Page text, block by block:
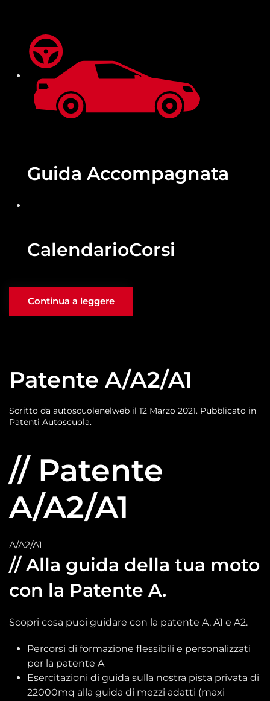
Guida Accompagnata
CalendarioCorsi
Continua a leggere
Patente A/A2/A1
Scritto da autoscuolenelweb il 12 Marzo 2021. Pubblicato in
Patenti Autoscuola.
// Patente
A/A2/A1
A/A2/A1
// Alla guida della tua moto
con la Patente A.
Scopri cosa puoi guidare con la patente A, A1 e A2.
Percorsi di formazione flessibili e personalizzati
per la patente A
Esercitazioni di guida sulla nostra pista privata di
22000mq alla guida di mezzi adatti (maxi